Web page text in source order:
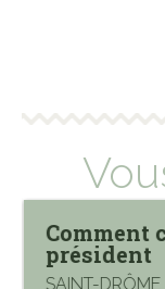
Comment
président
SAINT-